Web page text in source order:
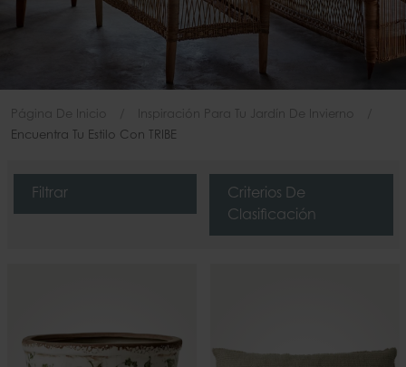
Página De Inicio
Inspiración Para Tu Jardín De Invierno
Encuentra Tu Estilo Con TRIBE
Filtrar
Criterios De
Clasificación